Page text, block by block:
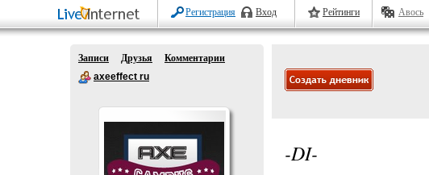
Регистрация Вход Рейтинги Авось
Записи Друзья
Комментарии
axeeffect ru
-DI-